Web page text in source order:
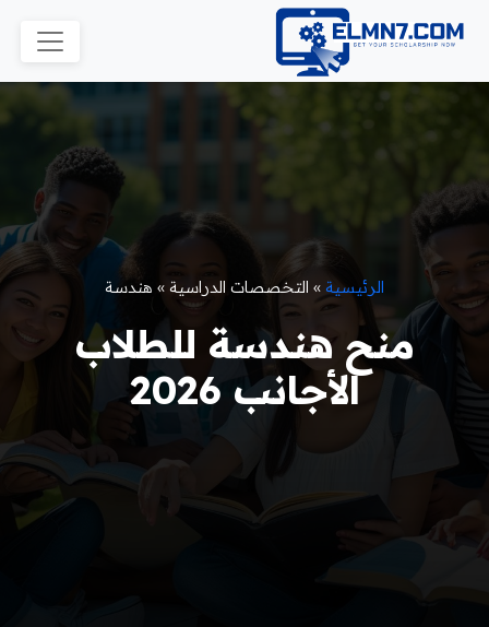
الرئيسية » التخصصات الدراسية » هندسة
منح هندسة للطلاب
الأجانب 2026